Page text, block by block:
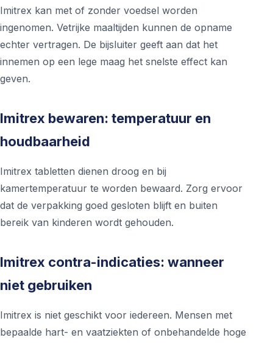
Imitrex kan met of zonder voedsel worden
ingenomen. Vetrijke maaltijden kunnen de opname
echter vertragen. De bijsluiter geeft aan dat het
innemen op een lege maag het snelste effect kan
geven.
Imitrex bewaren: temperatuur en
houdbaarheid
Imitrex tabletten dienen droog en bij
kamertemperatuur te worden bewaard. Zorg ervoor
dat de verpakking goed gesloten blijft en buiten
bereik van kinderen wordt gehouden.
Imitrex contra-indicaties: wanneer
niet gebruiken
Imitrex is niet geschikt voor iedereen. Mensen met
bepaalde hart- en vaatziekten of onbehandelde hoge